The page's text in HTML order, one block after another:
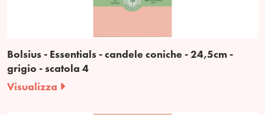
Bolsius - Essentials - candele coniche - 24,5cm -
grigio - scatola 4
Visualizza